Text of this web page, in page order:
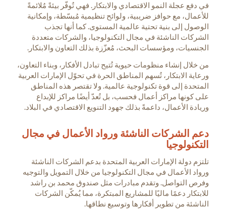
في دفع عجلة النمو الاقتصادي والابتكار. فهي تُوفّر بيئةً مُلائمةً
للأعمال، مع حوافز ضريبية، ولوائح تنظيمية مُبسّطة، وإمكانية
الوصول إلى بنية تحتية عالمية المستوى. كما أنها تجذب
الشركات الناشئة في مجال التكنولوجيا، والشركات متعددة
الجنسيات، ومؤسسات البحث، مُعزّزة بذلك التعاون والابتكار.
من خلال إنشاء منظومات حيوية تُتيح تبادل الأفكار، وبناء التعاون،
ورعاية الابتكار، تُسهم المناطق الحرة في تحوّل الإمارات العربية
المتحدة إلى قوة تكنولوجية عالمية. ولا تقتصر هذه المناطق
على كونها مراكز أعمال فحسب، بل تُعدّ أيضًا مراكز للإبداع
وريادة الأعمال، داعمةً بذلك جهود التنويع الاقتصادي في البلاد.
دعم الشركات الناشئة ورواد الأعمال في مجال
التكنولوجيا
تلتزم دولة الإمارات العربية المتحدة بدعم الشركات الناشئة
ورواد الأعمال في مجال التكنولوجيا من خلال التمويل والتوجيه
وفرص التواصل. وتقدم مبادرات مثل صندوق محمد بن راشد
للابتكار دعمًا ماليًا للمشاريع المبتكرة، مما يُمكّن الشركات
الناشئة من تطوير أفكارها وتوسيع نطاقها.